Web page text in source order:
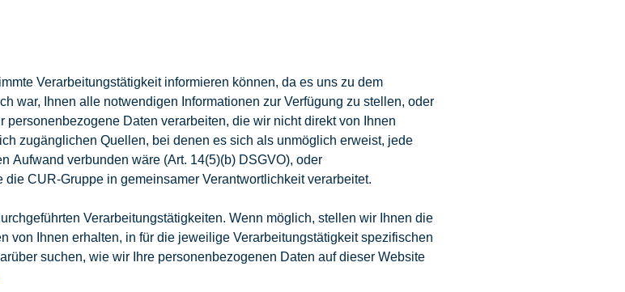
Verarbeitungstätigkeit informieren können, da es uns zu dem
war, Ihnen alle notwendigen Informationen zur Verfügung zu stellen, oder
Daten verarbeiten, die wir nicht direkt von Ihnen
zugänglichen Quellen, bei denen es sich als unmöglich erweist, jede
Aufwand verbunden wäre (Art. 14(5)(b) DSGVO), oder
CUR-Gruppe in gemeinsamer Verantwortlichkeit verarbeitet.
Verarbeitungstätigkeiten. Wenn möglich, stellen wir Ihnen die
von Ihnen erhalten, in für die jeweilige Verarbeitungstätigkeit spezifischen
suchen, wie wir Ihre personenbezogenen Daten auf dieser Website